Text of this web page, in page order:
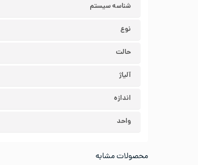
شناسه سیستم
نوع
حالت
آلیاژ
اندازه
واحد
محصولات مشابه